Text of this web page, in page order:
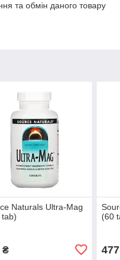
та обмін даного товару
Naturals Ultra-Mag
tab)
₴
(60
477